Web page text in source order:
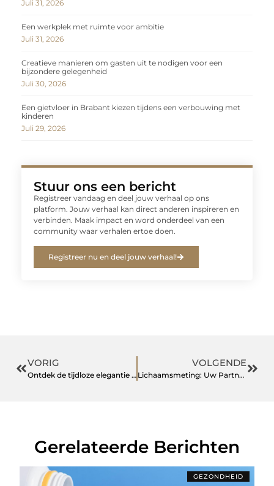
Juli 31, 2026
Een werkplek met ruimte voor ambitie
Juli 31, 2026
Creatieve manieren om gasten uit te nodigen voor een
bijzondere gelegenheid
Juli 30, 2026
Een gietvloer in Brabant kiezen tijdens een verbouwing met
kinderen
Juli 29, 2026
Stuur ons een bericht
Registreer vandaag en deel jouw verhaal op ons
platform. Jouw verhaal kan direct anderen inspireren en
verbinden. Maak impact en word onderdeel van een
community waar verhalen ertoe doen.
Registreer nu en deel jouw verhaal!
VORIG
Ontdek de tijdloze elegantie van luxe leren producten
VOLGENDE
Lichaamsmeting: Uw Partner in Gezondheid en Welzijn
Gerelateerde Berichten
GEZONDHEID